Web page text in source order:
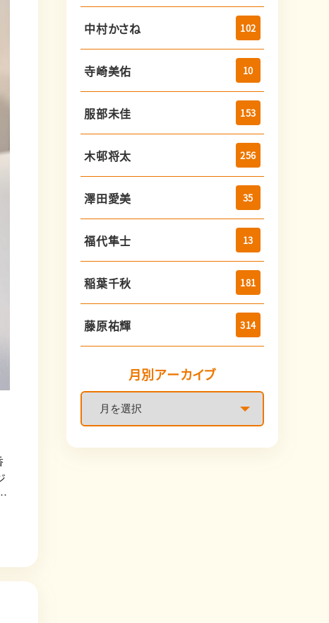
中村かさね 102
寺崎美佑 10
服部未佳 153
木邨将太 256
澤田愛美 35
福代隼士 13
稲葉千秋 181
藤原祐輝 314
月別アーカイブ